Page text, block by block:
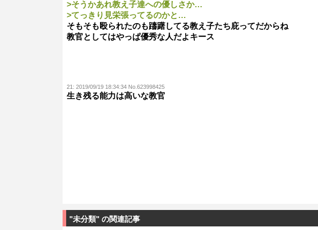
>そうかあれ教え子達への優しさか…
>てっきり見栄張ってるのかと…
そもそも殴られたのも躊躇してる教え子たち庇ってだからね
教官としてはやっぱ優秀な人だよキース
21: 2019/09/19 18:34:34 No.623998425
生き残る能力は高いな教官
"未分類" の関連記事